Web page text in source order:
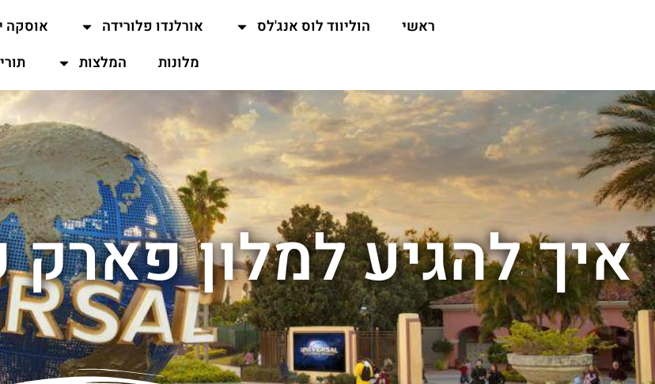
ראשי הוליווד לוס אנג'לס אורלנדו פלורידה אוסקה
מלונות
המלצות
איך להגיע למלון פארק